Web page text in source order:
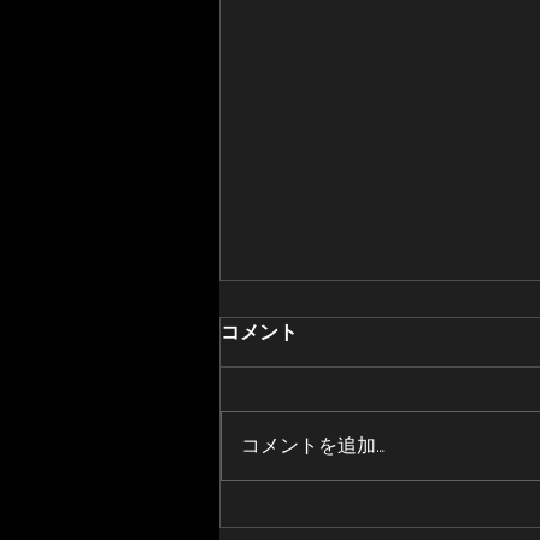
コメント
コメントを追加…